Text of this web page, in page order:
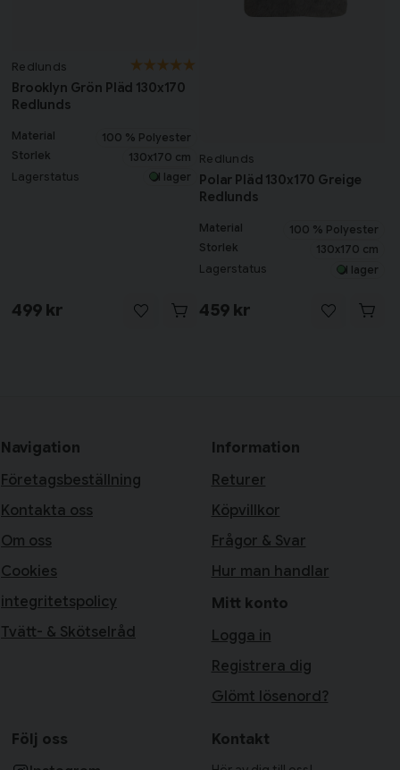
Redlunds
Brooklyn Grön Pläd 130x170
Redlunds
Material
100 % Polyester
Storlek
130x170 cm
Lagerstatus I lager
499 kr
Redlunds
Polar Pläd 130x170 Greige
Redlunds
Material
100 % Polyester
Storlek
130x170 cm
Lagerstatus I lager
459 kr
Navigation
Företagsbeställning
Kontakta oss
Om oss
Cookies
integritetspolicy
Tvätt- & Skötselråd
Information
Returer
Köpvillkor
Frågor & Svar
Hur man handlar
Mitt konto
Logga in
Registrera dig
Glömt lösenord?
Följ oss
Kontakt